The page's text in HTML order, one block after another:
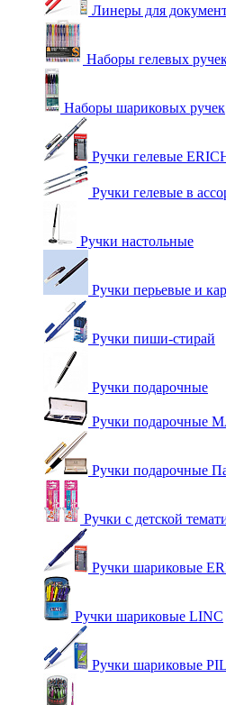
Линеры для
Наборы гелевых
Наборы шариковых ручек
Ручки гелевые
Ручки гелевые в
Ручки настольные
Ручки перьевые и
Ручки пиши-стирай
Ручки подарочные
Ручки подарочные
Ручки подарочные
Ручки с детской
Ручки шариковые
Ручки шариковые LINC
Ручки шариковые